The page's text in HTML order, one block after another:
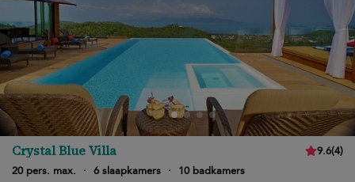
Crystal Blue Villa 9.6(4)
20 pers. max.
· 6 slaapkamers ·
10 badkamers